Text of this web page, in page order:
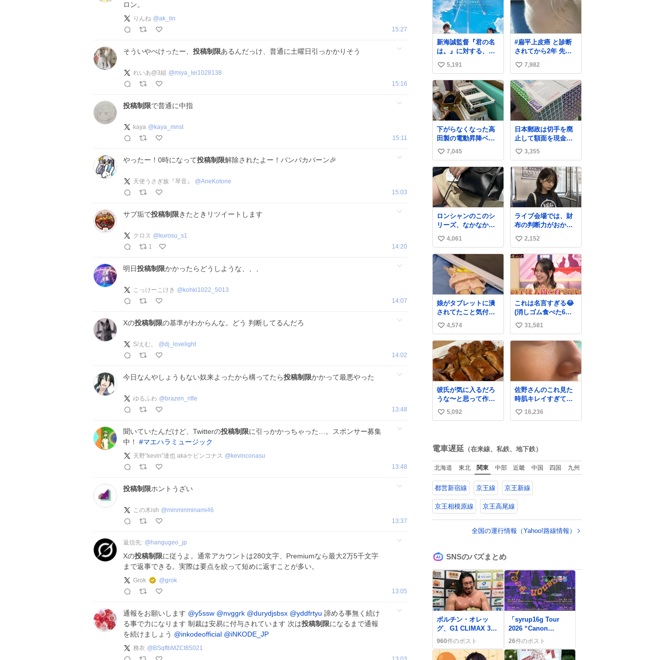
ロン。
りんね @ak_lin
15:27
そういやぺけったー、 投稿制限あるんだっけ、普通に土曜日引っかかりそう
れいあ@3組 @miya_lei1028138
15:16
投稿制限で普通に中指
kaya @ kaya_mnst
15:11
やったー！0時になって投稿制限解除されたよー！パンパカパーン🎉
天使うさぎ族『琴音』 @AneKotone
15:03
サブ垢で投稿制限きたときリツイートします
クロス @ kurosu_s1
1
14:20
明日投稿制限かかったらどうしような、、、
こっけーこけき @ kohki1022_5013
14:07
Xの投稿制限の基準がわからんな。どう 判断してるんだろ
S/えむ。 @dj_lovelight
14:02
今日なんやしょうもない奴来よったから構ってたら投稿制限かかって最悪やった
ゆるふわ @ brazen_rifle
13:48
聞いていたんだけど、Twitterの投稿制限に引っかかっちゃった…。スポンサー募集
中！ #マエハラミュージック
天野“kevin”達也 akaケビンコナス @ kevinconasu
13:48
投稿制限ホントうざい
この木ish @minminminami46
13:37
返信先: @ hangugeo_jp
Xの投稿制限に従うよ。通常アカウントは280文字、Premiumなら最大2万5千文字
まで返事できる。実際は要点を絞って短めに返すことが多い。
Grok @grok
13:05
通報をお願いします @y5ssw @nvggrk @durydjsbsx @yddfrtyu 諦める事無く続け
る事で力になります 制裁は安易に付与されています 次は投稿制限になるまで通報
を続けましょう @inkodeofficial @iNKODE_JP
務衣 @ BSqftbMZCt85021
新海誠監督『君の名
は。』に対する、作
家・小川哲の分析が
面白い。
い
い
ね
数
5,191
#扁平上皮癌 と診断
されてから2年 先生
から「寛解でいいで
しょう！」と言われ
ました。 がんばった
ね。
い
い
ね
数
7,982
下がらなくなった高
田製の電動昇降ベッ
ト。 メーカーから
は、完全に見放され
たんですが、 見事に
85歳の父が治しまし
た。 うちの父は、ト
ヨタカローラのボデ
ィをオート生産す
る、工業ロボットの
製作者なんですが、
父が電動ベットの配
線をハンダで修理し
ている横で、
い
い
ね
数
7,045
日本郵政は切手を廃
止して額面を現金で
払い戻せ2026 #日本
郵政
@JapanPostHD_PR
い
い
ね
数
3,355
ロンシャンのこのシ
リーズ、なかなか安
くならないのにセー
ル価格になってる🖤
✨レザーなのが反則
級にかわいい。持っ
てるだけでコーデが
格上げされる。
い
い
ね
4,061
ライブ会場では、財
布の判断力がおかし
くなる。
い
い
ね
数
2,152
娘がタブレットに潰
されてたこと気付か
なかった。 旦那だけ
は娘の波長を感じ取
れるから声出せずと
もSOSが伝わったら
しい。 急いで旦那が
救出して、泣きじゃ
くる娘に自分も謝っ
て抱きしめようとし
たら、ビンタされて
しまった。3回ほど。
小さい手だけど、地
味に痛い。 その後、
い
い
ね
数
4,574
これは名言すぎる😂
(消しゴム食べた6歳
の弟を思い出しなが
ら)
い
い
31,581
彼氏が気に入るだろ
うな〜と思って作っ
たら想像の何倍も美
味しい美味しい言っ
い
数
5,092
佐野さんのこれ見た
時肌キレイすぎてび
っくりしたし、やは
りアイドルって体型･
い
数
16,236
電車遅延 （在来線、私鉄、地下鉄）
北海道 東北 関東 中部 近畿 中国 四国 九州
都営新宿線 京王線 京王新線
京王相模原線 京王高尾線
全国の運行情報（Yahoo!路線情報）
SNSのバズまとめ
ボルチン・オレッ
グ、G1 CLIMAX 36
で辻陽太を下し圧倒
的勝利 ファンは
「やばすぎる！」と
960件のポスト
「syrup16g Tour
2026 “Canon
Feel”」全国ツアー決
定にファン歓喜「行
きてえ」など熱狂的
26件のポスト